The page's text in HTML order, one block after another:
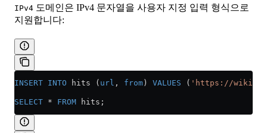
IPv4 도메인은 IPv4 문자열을 사용자 지정 입력 형식으로
지원합니다:
INSERT INTO hits ( url , from ) VALUES ( 'https://
SELECT * FROM hits;